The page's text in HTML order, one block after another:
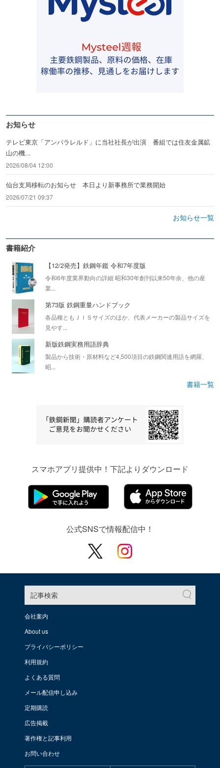
お知らせ
テレビ東京「アンパラレルド」に当社社長が出演 番組では住友金属鉱
山の機...
2026/08/04 12:00
仙台支局移転のお知らせ 本日より新事務所で業務開始
2026/07/21 09:37
お知らせ一覧
書籍紹介
【12/2発売】鉄鋼年鑑 令和7年度版
令和6年度業界動向の詳細 昭和30年創刊以来50年余、他の産
業...
第73版 鉄鋼重量ハンドブック
各品種ともＪＩＳサイズのほか、代表メーカーの製品サイズを
見やす...
新版鉄鋼実務用語辞典
製品から技術・原材料など4,500項目の鉄鋼関連用語を網羅、
昭...
書籍一覧
スマホアプリ提供中！下記よりダウンロード
公式SNSで情報配信中！
記事検索
会社案内
About us
プライバシーポリシー
利用規約
よくある質問
メール配信申し込み
定期購読
広告掲載
著作権と記事利用
お問い合わせ